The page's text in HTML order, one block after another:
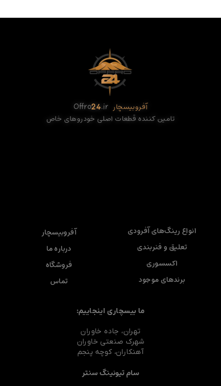
آفروبیسچار Offro24.ir
تامین کننده قطعات اصلی خودروهای خاص
انواع رینگ‌های آفرودی
تعلیق و فنربندی
اکسسوری
برندهای موجود
آفروبیسچار
درباره ما
فروشگاه
تماس
ما بیسچاری اینجاییم:
تهران، جاده خاوران
شهرک صنعتی خاوران
آهنکاران، کوچه پنجم
سام تیونینگ سنتر